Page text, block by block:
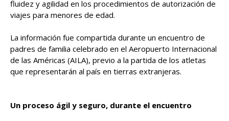
fluidez y agilidad en los procedimientos de autorización de
viajes para menores de edad.
La información fue compartida durante un encuentro de
padres de familia celebrado en el Aeropuerto Internacional
de las Américas (AILA), previo a la partida de los atletas
que representarán al país en tierras extranjeras.
Un proceso ágil y seguro, durante el encuentro